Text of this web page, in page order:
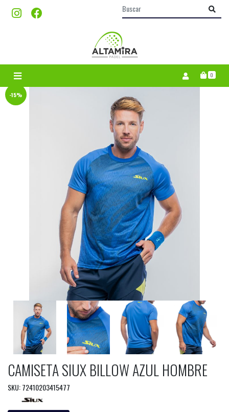
0
-15%
CAMISETA SIUX BILLOW AZUL HOMBRE
SKU: 72410203415477